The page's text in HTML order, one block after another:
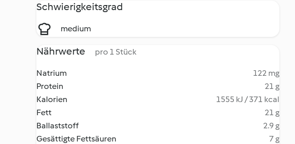
Schwierigkeitsgrad
medium
Nährwerte pro 1 Stück
Natrium
122 mg
Protein
21 g
Kalorien
1555 kJ / 371 kcal
Fett
21 g
Ballaststoff
2.9 g
Gesättigte Fettsäuren
7 g